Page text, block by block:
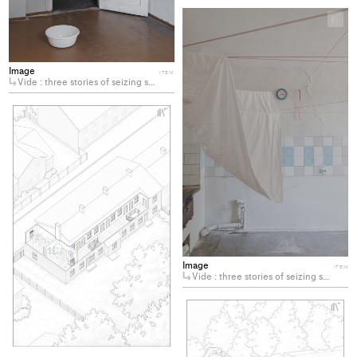
Image
Vide : three stories of seizing space for other performances
ITEM
Image
Vide : three stories of seizing space for other performances
ITEM
+
to
+
project
to
+
to